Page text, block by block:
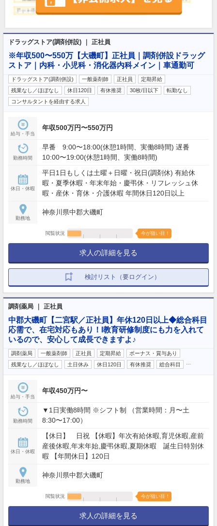
ドラッグストア(調剤併設) ｜ 正社員
※年収500〜550万【大磯町】正社員｜調剤併設ドラッグ
ストア｜内科・小児科・消化器内科メイン｜車通勤可
ドラッグストア(調剤併設) 一般薬剤師 正社員
定期昇給
残業なし／ほぼなし
休日120日 有休推奨 30枚/日以下
転勤なし
コンサルタントを経由する求人
給与・手当
年収500万円〜550万円
勤務時間
早番 9:00〜18:00(休憩1時間、実働8時間) 遅番
10:00〜19:00(休憩1時間、実働8時間)
休日・休暇
平日1日もしくは土曜＋日曜・祝日(調剤休) 有給休
暇・夏季休暇・年末年始・慶弔休・リフレッシュ休
暇・産休・育休・介護休暇 年間休日120日以上
勤務地
神奈川県中郡大磯町
閲覧状況 今が狙い目！
求人の詳細を見る
検討リスト（要ログイン）
調剤薬局 ｜ 正社員
中郡大磯町【二宮駅／正社員】年休120日以上◆総合科目
応需で、在宅対応もあり！l教育研修制度にも力を入れて
いるので、安心して成長できますよ♪
調剤薬局 一般薬剤師 正社員 定期昇給
ボーナス・賞与あり
残業なし／ほぼなし
土日休み 休日120日 有休推奨 総合科目
給与・手当
年収450万円〜
勤務時間
▼1日実働8時間 ※シフト制 （営業時間：月〜土
8:30〜17:00）
休日・休暇
【休日】 日祝 【休暇】年次有給休暇,育児休暇,産前
産後休暇,年末年始,慶弔休暇,夏期休暇 誕生日特別休
暇 【年間休日】120日
勤務地
神奈川県中郡大磯町
閲覧状況 今が狙い目！
求人の詳細を見る